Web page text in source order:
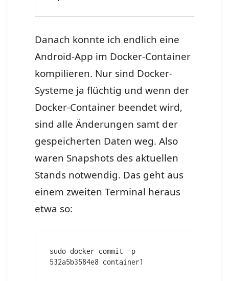
Danach konnte ich endlich eine
Android-App im Docker-Container
kompilieren. Nur sind Docker-
Systeme ja flüchtig und wenn der
Docker-Container beendet wird,
sind alle Änderungen samt der
gespeicherten Daten weg. Also
waren Snapshots des aktuellen
Stands notwendig. Das geht aus
einem zweiten Terminal heraus
etwa so:
sudo docker commit -p
532a5b3584e8 container1